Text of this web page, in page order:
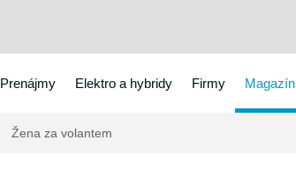
Prenájmy Elektro a hybridy Firmy Magazín
Žena za volantem